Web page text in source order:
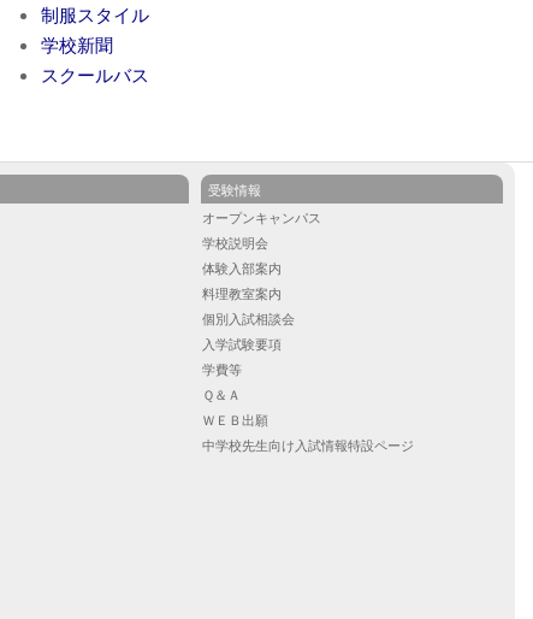
制服スタイル
学校新聞
スクールバス
受験情報
オープンキャンパス
学校説明会
体験入部案内
料理教室案内
個別入試相談会
入学試験要項
学費等
Ｑ＆Ａ
ＷＥＢ出願
中学校先生向け入試情報特設ページ